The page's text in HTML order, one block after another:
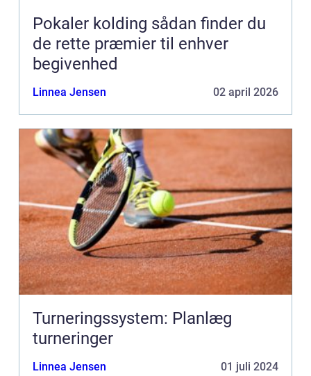
Pokaler kolding sådan finder du
de rette præmier til enhver
begivenhed
Linnea Jensen 02 april 2026
Turneringssystem: Planlæg
turneringer
Linnea Jensen 01 juli 2024